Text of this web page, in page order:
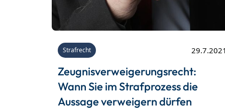
Strafrecht
Zeugnisverweigerungsrecht:
Wann Sie im Strafprozess die
Aussage verweigern dürfen